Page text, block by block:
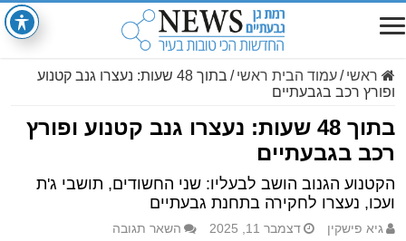
ראשי /עמוד הבית ראשי /
בתוך 48 שעות: נעצרו גנב קטנוע
ופורץ רכב בגבעתיים
בתוך 48 שעות: נעצרו גנב קטנוע ופורץ
רכב בגבעתיים
הקטנוע הגנוב הושב לבעליו: שני החשודים, תושבי ג'ת
ועכו, נעצרו לחקירה בתחנת גבעתיים
גיא פישקין דצמבר 11, 2025 השאר תגובה